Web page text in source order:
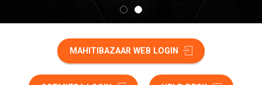
MAHITIBAZAAR WEB LOGIN